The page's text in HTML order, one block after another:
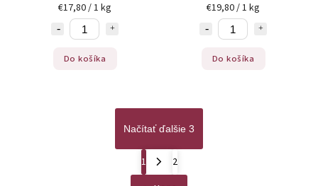
€17,80 / 1 kg
Do košíka
€19,80 / 1 kg
Do košíka
Načítať ďalšie 3
1
2